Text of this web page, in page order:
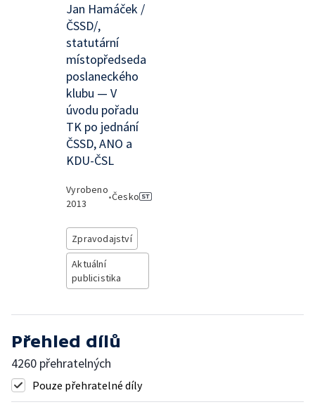
Jan Hamáček /
ČSSD/,
statutární
místopředseda
poslaneckého
klubu — V
úvodu pořadu
TK po jednání
ČSSD, ANO a
KDU-ČSL
Vyrobeno
2013
•Česko
Zpravodajství
Aktuální
publicistika
Přehled dílů
4260 přehratelných
Pouze přehratelné díly